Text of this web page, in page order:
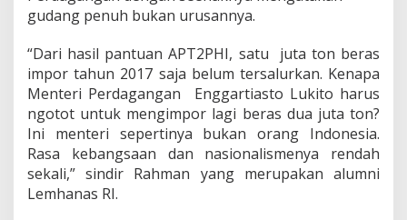
gudang penuh bukan urusannya.
“Dari hasil pantuan APT2PHI, satu juta ton beras
impor tahun 2017 saja belum tersalurkan. Kenapa
Menteri Perdagangan Enggartiasto Lukito harus
ngotot untuk mengimpor lagi beras dua juta ton?
Ini menteri sepertinya bukan orang Indonesia.
Rasa kebangsaan dan nasionalismenya rendah
sekali,” sindir Rahman yang merupakan alumni
Lemhanas RI.